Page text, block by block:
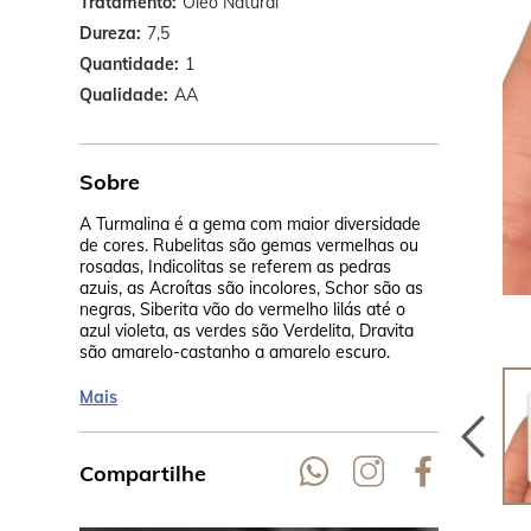
Dureza 7,5
Quantidade 1
Qualidade AA
Sobre
A Turmalina é a gema com maior diversidade
de cores. Rubelitas são gemas vermelhas ou
rosadas, Indicolitas se referem as pedras
azuis, as Acroítas são incolores, Schor são as
negras, Siberita vão do vermelho lilás até o
azul violeta, as verdes são Verdelita, Dravita
são amarelo-castanho a amarelo escuro.
As jazidas
Brasil, Sri
também
Índia,
Mais
Compartilhe